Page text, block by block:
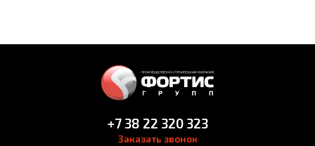
+7 38 22 320 323
Заказать звонок